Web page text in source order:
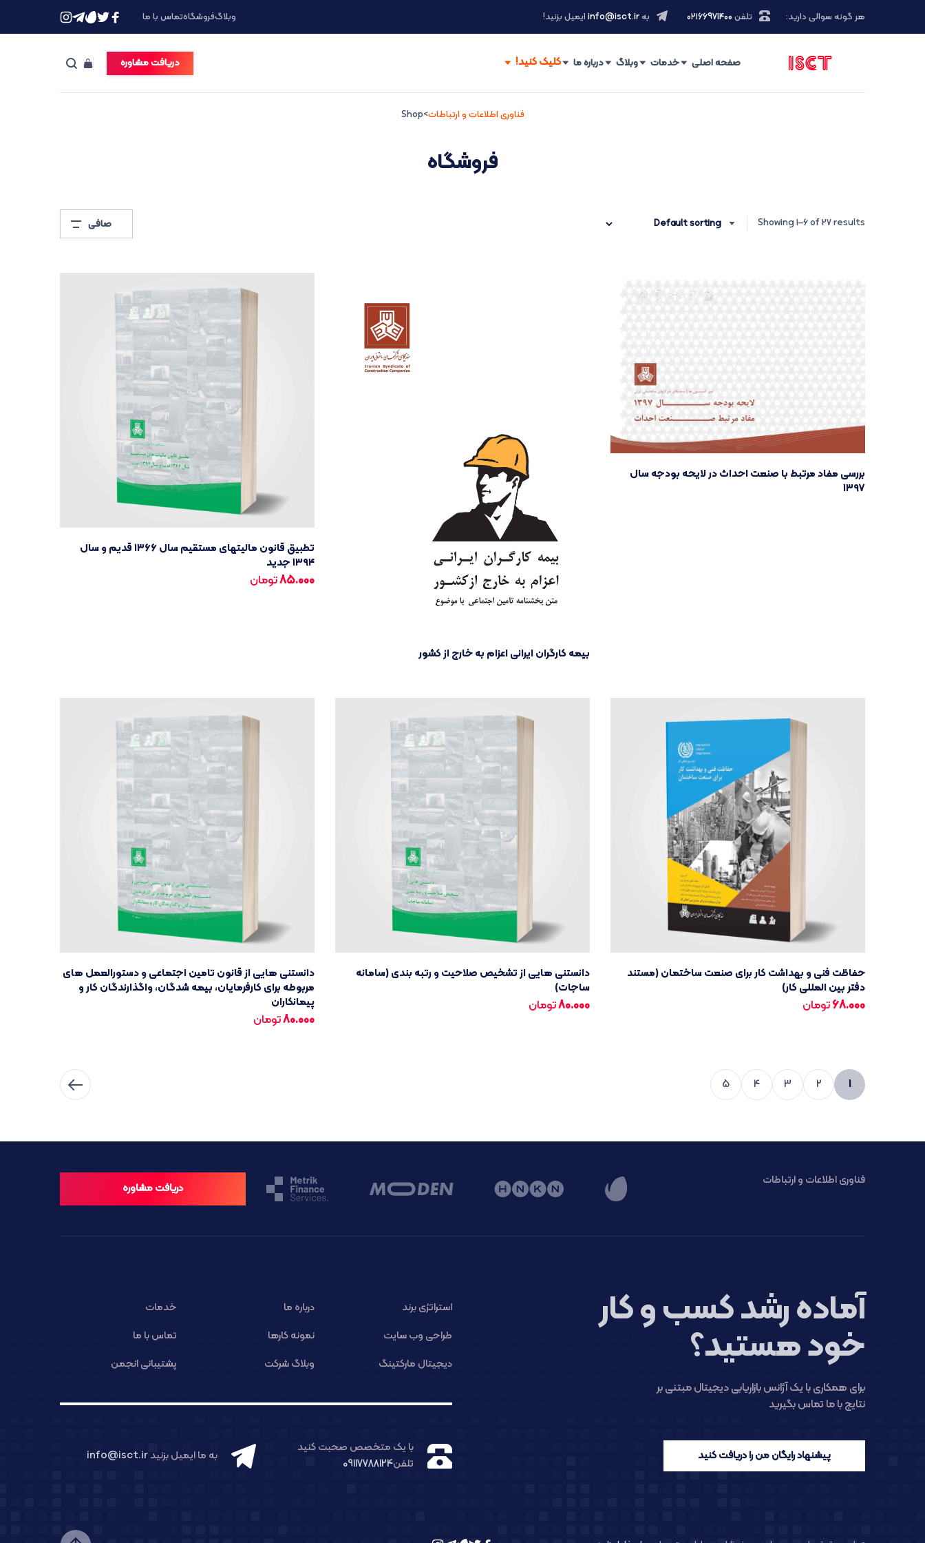
هر گونه سوالی دارید: تلفن ۰۲۱66971400 بهinfo@isct.ir ایمیل بزنید! وبلاگفروشگاهتماس با ما
صفحه اصلی خدمات وبلاگ درباره ما دریافت مشاوره
فناوری اطلاعات و ارتباطات>
Shop
فروشگاه
صافی Showing 1–6 of 27 results
بررسی مفاد مرتبط با صنعت احداث در لایحه بودجه سال
۱۳۹۷
بیمه کارگران ایرانی اعزام به خارج از کشور
تطبیق قانون مالیتهای مستقیم سال ۱۳۶۶ قدیم و سال
۱۳۹۴ جدید
85.000تومان
حفاظت فنی و بهداشت کار برای صنعت ساختمان (مستند
دفتر بین المللی کار)
68.000تومان
دانستنی هایی از تشخیص صلاحیت و رتبه بندی (سامانه
ساجات)
80.000تومان
دانستنی هایی از قانون تامین اجتماعی و دستورالعمل های
مربوطه برای کارفرمایان، بیمه شدگان، واگذارندگان کار و
پیمانکاران
80.000تومان
1
2
3
4
5
فناوری اطلاعات و ارتباطات
دریافت مشاوره
آماده رشد کسب و کار
خود هستید؟
برای همکاری با یک آژانس بازاریابی دیجیتال مبتنی بر
نتایج با ما تماس بگیرید
پیشنهاد رایگان من را دریافت کنید
استراتژی برند درباره ما
خدمات
طراحی وب سایت
نمونه کارها
تماس با ما
دیجیتال مارکتینگ
وبلاگ شرکت پشتیبانی انجمن
با یک متخصص صحبت کنید
تلفن09117788124
به ما ایمیل بزنیدinfo@isct.ir